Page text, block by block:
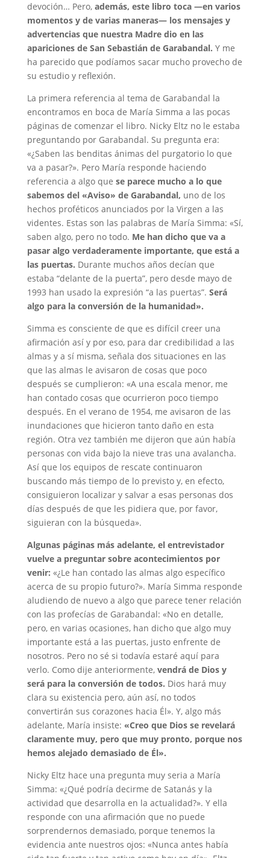
devoción… Pero, además, este libro toca —en varios
momentos y de varias maneras— los mensajes y
advertencias que nuestra Madre dio en las
apariciones de San Sebastián de Garabandal. Y me
ha parecido que podíamos sacar mucho provecho de
su estudio y reflexión.
La primera referencia al tema de Garabandal la
encontramos en boca de María Simma a las pocas
páginas de comenzar el libro. Nicky Eltz no le estaba
preguntando por Garabandal. Su pregunta era:
«¿Saben las benditas ánimas del purgatorio lo que
va a pasar?». Pero María responde haciendo
referencia a algo que se parece mucho a lo que
sabemos del «Aviso» de Garabandal, uno de los
hechos proféticos anunciados por la Virgen a las
videntes. Estas son las palabras de María Simma: «Sí,
saben algo, pero no todo. Me han dicho que va a
pasar algo verdaderamente importante, que está a
las puertas. Durante muchos años decían que
estaba “delante de la puerta”, pero desde mayo de
1993 han usado la expresión “a las puertas”. Será
algo para la conversión de la humanidad».
Simma es consciente de que es difícil creer una
afirmación así y por eso, para dar credibilidad a las
almas y a sí misma, señala dos situaciones en las
que las almas le avisaron de cosas que poco
después se cumplieron: «A una escala menor, me
han contado cosas que ocurrieron poco tiempo
después. En el verano de 1954, me avisaron de las
inundaciones que hicieron tanto daño en esta
región. Otra vez también me dijeron que aún había
personas con vida bajo la nieve tras una avalancha.
Así que los equipos de rescate continuaron
buscando más tiempo de lo previsto y, en efecto,
consiguieron localizar y salvar a esas personas dos
días después de que les pidiera que, por favor,
siguieran con la búsqueda».
Algunas páginas más adelante, el entrevistador
vuelve a preguntar sobre acontecimientos por
venir: «¿Le han contado las almas algo específico
acerca de su propio futuro?». María Simma responde
aludiendo de nuevo a algo que parece tener relación
con las profecías de Garabandal: «No en detalle,
pero, en varias ocasiones, han dicho que algo muy
importante está a las puertas, justo enfrente de
nosotros. Pero no sé si todavía estaré aquí para
verlo. Como dije anteriormente, vendrá de Dios y
será para la conversión de todos. Dios hará muy
clara su existencia pero, aún así, no todos
convertirán sus corazones hacia Él». Y, algo más
adelante, María insiste: «Creo que Dios se revelará
claramente muy, pero que muy pronto, porque nos
hemos alejado demasiado de Él».
Nicky Eltz hace una pregunta muy seria a María
Simma: «¿Qué podría decirme de Satanás y la
actividad que desarrolla en la actualidad?». Y ella
responde con una afirmación que no puede
sorprendernos demasiado, porque tenemos la
evidencia ante nuestros ojos: «Nunca antes había